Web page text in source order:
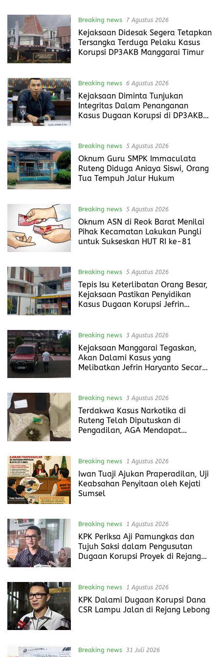
Breaking news 7 Agustus 2026
Kejaksaan Didesak Segera Tetapkan
Tersangka Terduga Pelaku Kasus
Korupsi DP3AKB Manggarai Timur
Breaking news 6 Agustus 2026
Kejaksaan Diminta Tunjukan
Integritas Dalam Penanganan
Kasus Dugaan Korupsi di DP3AKB
Breaking news 5 Agustus 2026
Oknum Guru SMPK Immaculata
Ruteng Diduga Aniaya Siswi, Orang
Tua Tempuh Jalur Hukum
Breaking news 5 Agustus 2026
Oknum ASN di Reok Barat Menilai
Pihak Kecamatan Lakukan Pungli
untuk Sukseskan HUT RI ke-81
Breaking news 5 Agustus 2026
Tepis Isu Keterlibatan Orang Besar,
Kejaksaan Pastikan Penyidikan
Kasus Dugaan Korupsi Jefrin
Breaking news 3 Agustus 2026
Kejaksaan Manggarai Tegaskan,
Akan Dalami Kasus yang
Melibatkan Jefrin Haryanto Secara
Breaking news 3 Agustus 2026
Terdakwa Kasus Narkotika di
Ruteng Telah Diputuskan di
Pengadilan, AGA Mendapat
Breaking news 1 Agustus 2026
Iwan Tuaji Ajukan Praperadilan, Uji
Keabsahan Penyitaan oleh Kejati
Sumsel
Breaking news 1 Agustus 2026
KPK Periksa Aji Pamungkas dan
Tujuh Saksi dalam Pengusutan
Dugaan Korupsi Proyek di Rejang
Breaking news 1 Agustus 2026
KPK Dalami Dugaan Korupsi Dana
CSR Lampu Jalan di Rejang Lebong
Breaking news 31 Juli 2026